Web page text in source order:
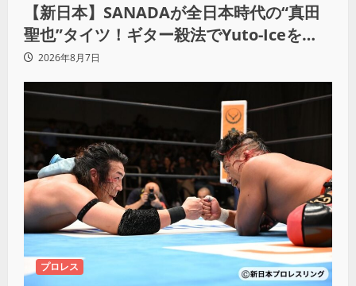
【新日本】SANADAが全日本時代の“真田
聖也”タイツ！ギター殺法でYuto-Iceを
KO「俺と闘う時は考えろ。感じるな」
2026年8月7日
プロレス